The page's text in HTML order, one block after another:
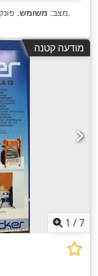
מצב: משומש, ,
מודעה קטנה
1 /7